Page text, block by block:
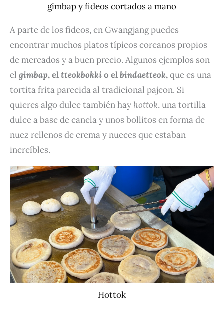
gimbap y fideos cortados a mano
A parte de los fideos, en Gwangjang puedes
encontrar muchos platos típicos coreanos propios
de mercados y a buen precio. Algunos ejemplos son
el gimbap, eltteokbokkio elbindaetteok,que es una
tortita frita parecida al tradicional pajeon. Si
quieres algo dulce también hay hottok, una tortilla
dulce a base de canela y unos bollitos en forma de
nuez rellenos de crema y nueces que estaban
increíbles.
Hottok